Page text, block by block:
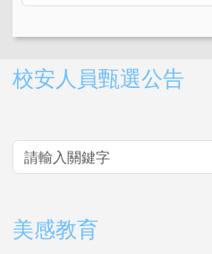
右邊區域內容
校安人員甄選公告
美感教育